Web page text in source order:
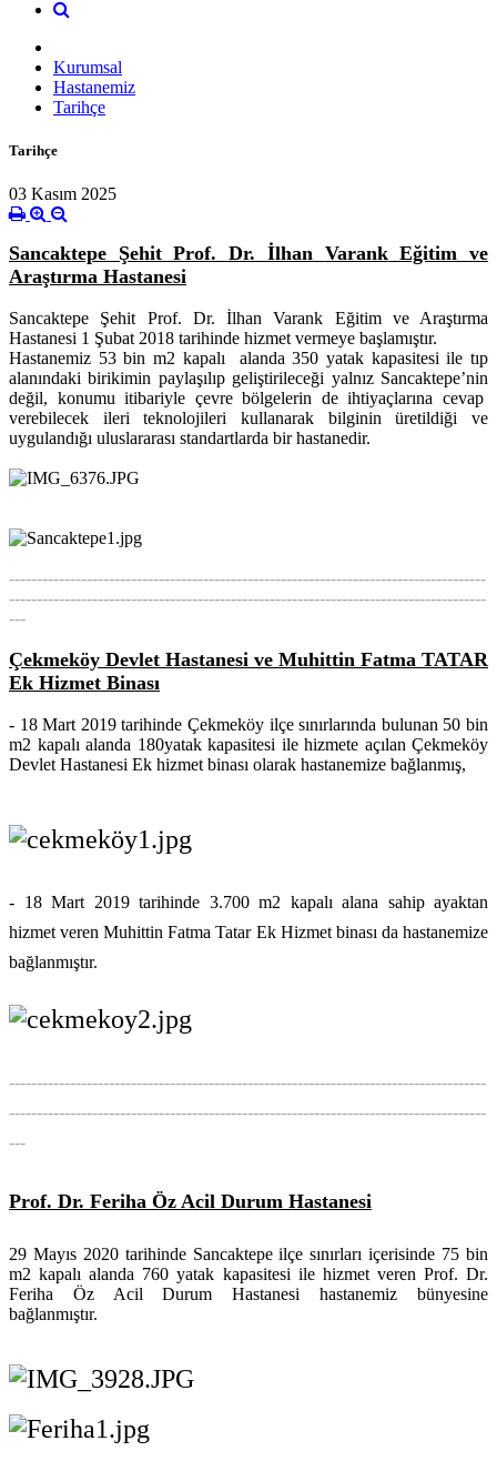
Kurumsal
Hastanemiz
Tarihçe
Tarihçe
03 Kasım 2025
Sancaktepe Şehit Prof. Dr. İlhan VarankEğitim ve
Araştırma Hastanesi
Sancaktepe Şehit Prof. Dr. İlhanVarank Eğitim ve Araştırma
Hastanesi 1 Şubat 2018 tarihinde hizmet vermeye başlamıştır.
Hastanemiz 53 bin m2 kapalı alanda 350 yatak kapasitesi ile tıp
alanındaki birikimin paylaşılıp geliştirileceği yalnız Sancaktepe’nin
değil, konumu itibariyle çevre bölgelerin de ihtiyaçlarına cevap
verebilecek ileri teknolojileri kullanarak bilginin üretildiği ve
uygulandığı uluslararası standartlarda bir hastanedir.
--------------------------------------------------------------------------------------
--------------------------------------------------------------------------------------
---
Çekmeköy Devlet Hastanesi ve Muhittin Fatma TATAR
Ek Hizmet Binası
- 18 Mart 2019 tarihinde Çekmeköy ilçe sınırlarında bulunan 50 bin
m2 kapalı alanda 180yatak kapasitesi ile hizmete açılan Çekmeköy
Devlet Hastanesi Ek hizmet binası olarak hastanemize bağlanmış,
- 18 Mart 2019 tarihinde 3.700 m2 kapalı alana sahip ayaktan
hizmet veren Muhittin Fatma Tatar Ek Hizmet binası da hastanemize
bağlanmıştır.
--------------------------------------------------------------------------------------
--------------------------------------------------------------------------------------
---
Prof. Dr. Feriha Öz Acil Durum Hastanesi
29 Mayıs 2020 tarihinde Sancaktepeilçe sınırları içerisinde 75 bin
m2 kapalı alanda 760 yatak kapasitesi ile hizmet veren Prof. Dr.
Feriha Öz Acil Durum Hastanesi hastanemiz bünyesine
bağlanmıştır.